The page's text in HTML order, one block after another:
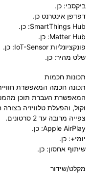
ביקסבי: כן.
דפדפן אינטרנט כן.
SmartThings Hub: כן.
Matter Hub: כן.
פונקציונליות IoT-Sensor: כן.
שלט מהיר: כן.
תכונות חכמות
תכונה חכמה המאפשרת
המאפשרת העברת תוכן
וקול, והפעלת טלוויזיה
צפייה מרובה עד 2 סרטונים.
Apple AirPlay: כן.
יומי+: כן.
שיתוף אחסון: כן.
מקלט/שידור